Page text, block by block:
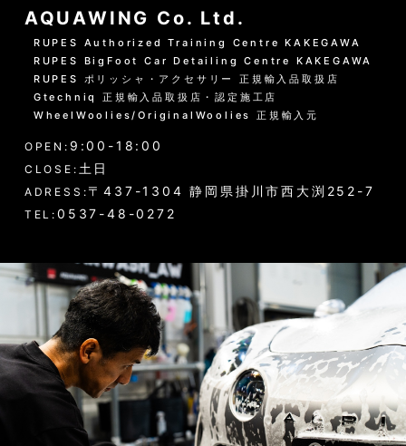
グリーンシャンプー洗車の方法
PHリフレッシュシャンプー洗車
黒い筋状の水垢・古い保護層
ホイール・タイヤの洗浄
エンジンルーム・タイヤハウスなど
ドア・トランクの内側（インナー）の洗浄
ゴムパーツの洗浄
各パーツの脱脂
02 -------------------
ボディコーティング（通常カラー）
AQUAWING Co. Ltd.
RUPES Authorized Training Centre KAKEGAWA
RUPES BigFoot Car Detailing Centre KAKEGAWA
RUPES ポリッシャ・アクセサリー 正規輸入品取扱店
Gtechniq 正規輸入品取扱店・認定施工店
WheelWoolies/OriginalWoolies 正規輸入元
OPEN: 9:00-18:00
CLOSE: 土日
ADRESS: 〒437-1304 静岡県掛川市西大渕252-7
TEL: 0537-48-0272